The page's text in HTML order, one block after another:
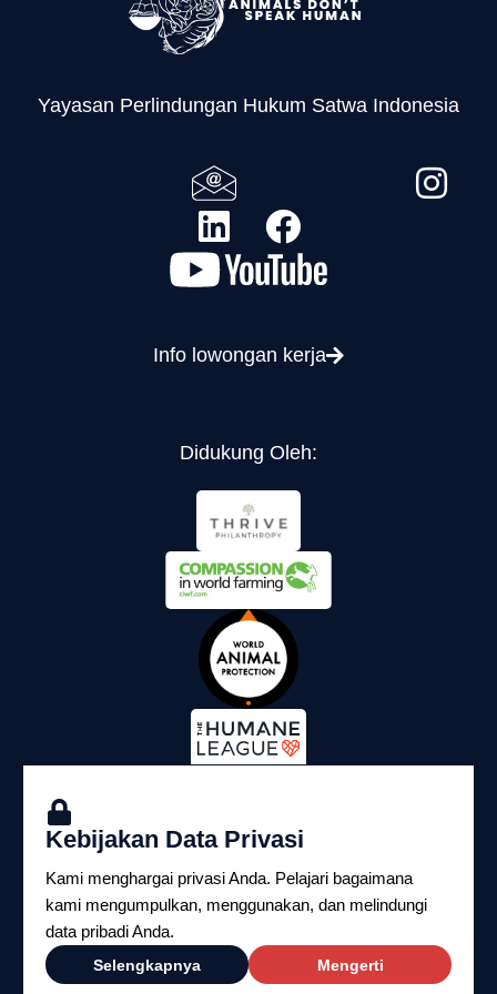
Yayasan Perlindungan Hukum Satwa Indonesia
Info lowongan kerja
Didukung Oleh:
Copyright ©2026 Yayasan Perlindungan Hukum
Kebijakan Data Privasi
Kami menghargai privasi Anda. Pelajari bagaimana
kami mengumpulkan, menggunakan, dan melindungi
data pribadi Anda.
Selengkapnya Mengerti